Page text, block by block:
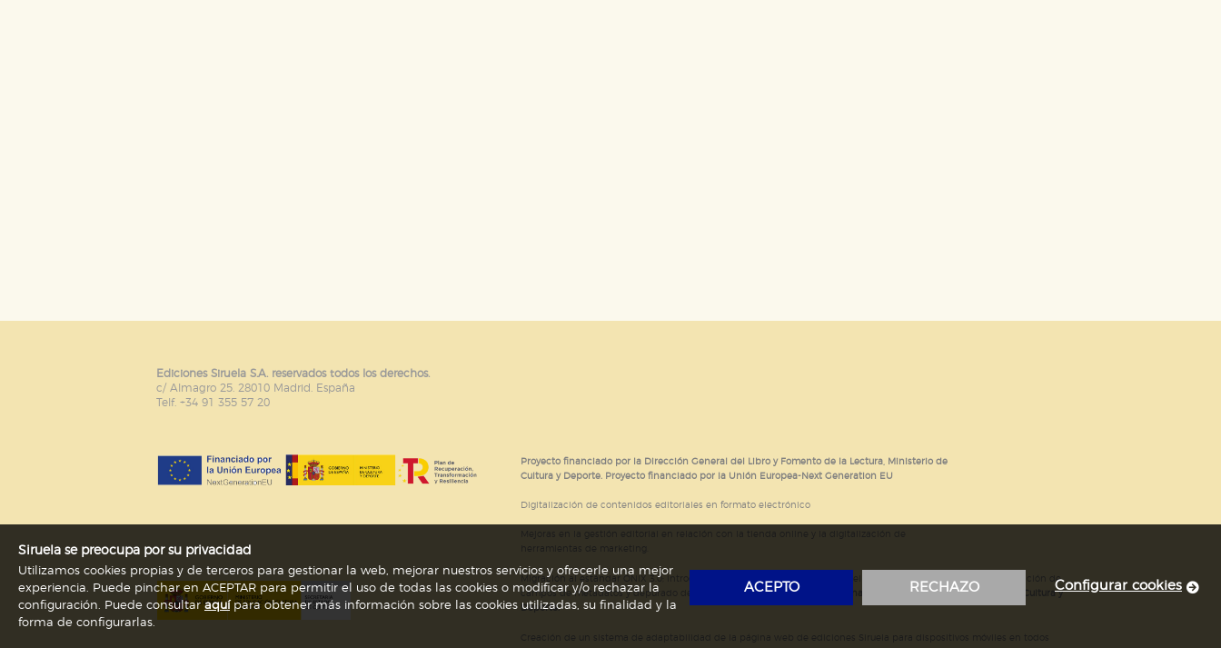
Ediciones Siruela S.A. reservados todos los derechos.
c/ Almagro 25. 28010 Madrid. España
Telf. +34 91 355 57 20
Proyecto financiado por la Dirección General del Libro y Fomento de la Lectura, Ministerio de
Cultura y Deporte. Proyecto financiado por la Unión Europea-Next Generation EU
Digitalización de contenidos editoriales en formato electrónico
Migración al estándar ONIX 3.0; introducción del estándar ISNI; mejora del posicionamiento en Google; ampliación de
campos de metadatos y depurado de código HTML.Actividad subvencionada por el Ministerio de Educación, Cultura y
Deporte.
Siruela se preocupa por su privacidad
Utilizamos cookies propias y de terceros para gestionar la web, mejorar nuestros servicios y ofrecerle una mejor
experiencia. Puede pinchar en ACEPTAR para permitir el uso de todas las cookies o modificar y/o rechazar la
configuración. Puede consultaraquípara obtener más información sobre las cookies utilizadas, su finalidad y la
forma de configurarlas.
ACEPTO RECHAZO Configurar cookies